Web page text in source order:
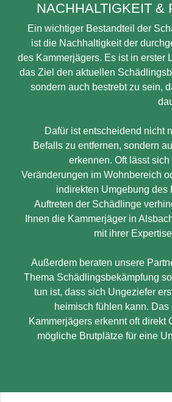
NACHHALTIGKEIT &
Ein wichtiger Bestandteil der
ist die Nachhaltigkeit der
des Kammerjägers. Es ist in erster
das Ziel den aktuellen
sondern auch bestrebt zu sein,
Dafür ist entscheidend nicht
Befalls zu entfernen, sondern
erkennen. Oft lässt
Veränderungen im Wohnbereich
indirekten Umgebung des
Auftreten der Schädlinge
Ihnen die Kammerjäger in
mit ihrer
Außerdem beraten unsere
Thema Schädlingsbekämpfung
tun ist, dass sich Ungeziefer
heimisch fühlen kann.
Kammerjägers erkennt oft direkt
mögliche Brutplätze für eine